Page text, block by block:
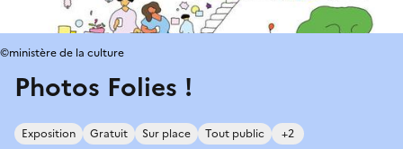
Photos Folies !
Exposition Gratuit Sur place Tout public +2
©ministère de la culture